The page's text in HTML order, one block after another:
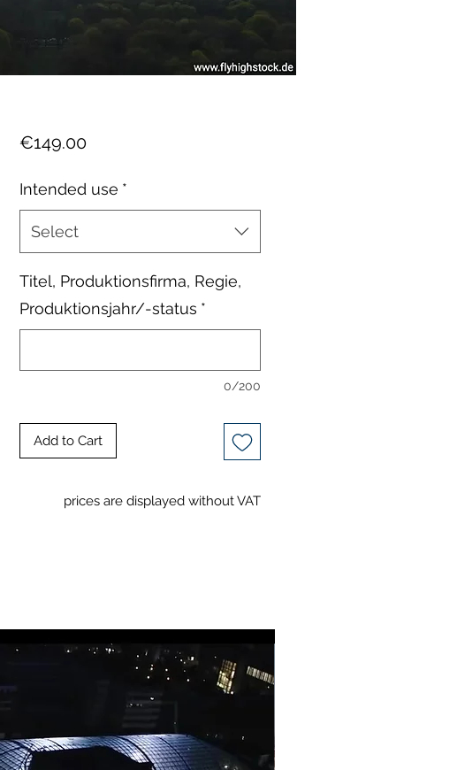
€149.00Price
Intended use *
Select
Titel, Produktionsfirma, Regie,
Produktionsjahr/-status *
0/200
Add to Cart
prices are displayed without VAT